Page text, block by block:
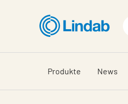
Hauptinhalt
Produkte News